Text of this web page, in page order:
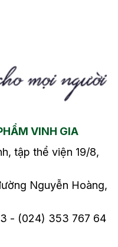
có thể gặp các
ho, sổ mũi, viêm
tái phát liên…
VINH GIA
tập thể viện 19/8,
Nguyễn Hoàng,
- (024) 353 767 64